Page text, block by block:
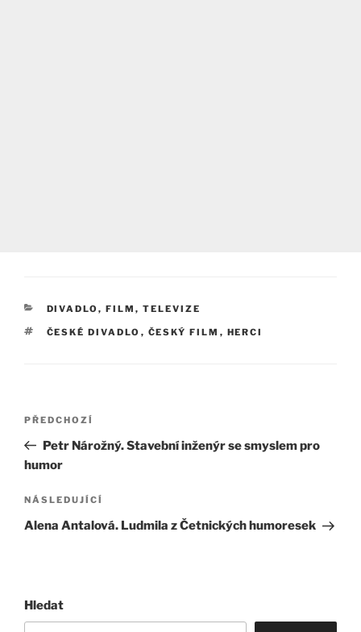
RUBRIKY
DIVADLO, FILM, TELEVIZE
ŠTÍTKY
ČESKÉ DIVADLO , ČESKÝ FILM , HERCI
Navigace
příspěvek
Předchozí
příspěvek
PŘEDCHOZÍ
Petr Nárožný. Stavební inženýr se smyslem pro
humor
Následující
příspěvek
NÁSLEDUJÍCÍ
Alena Antalová. Ludmila z Četnických humoresek
Hledat